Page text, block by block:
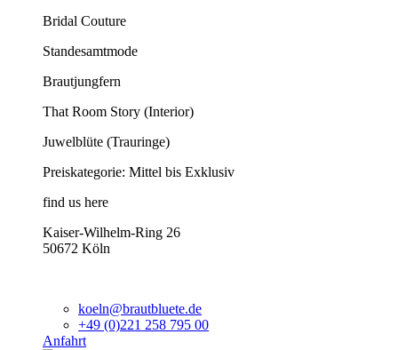
Bridal Couture
Standesamtmode
Brautjungfern
That Room Story (Interior)
Juwelblüte (Trauringe)
Preiskategorie: Mittel bis Exklusiv
find us here
Kaiser-Wilhelm-Ring 26
50672 Köln
koeln@brautbluete.de
+49 (0)221 258 795 00
Anfahrt